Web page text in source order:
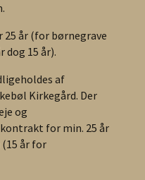
25 år (for børnegrave
dog 15 år).
af
Kirkegård. Der
og
for min. 25 år
år for